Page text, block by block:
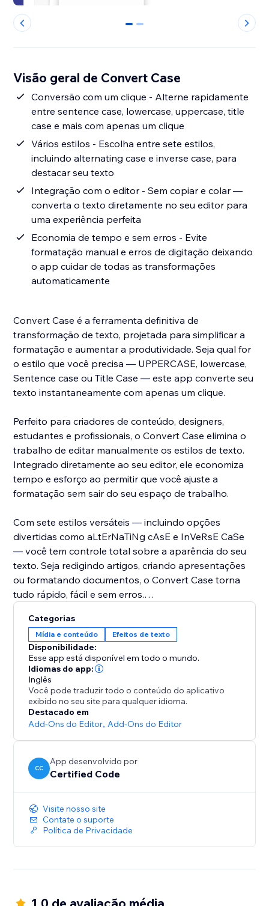
0 1
Visão geral de Convert Case
Conversão com um clique - Alterne rapidamente
entre sentence case, lowercase, uppercase, title
case e mais com apenas um clique
Vários estilos - Escolha entre sete estilos,
incluindo alternating case e inverse case, para
destacar seu texto
Integração com o editor - Sem copiar e colar —
converta o texto diretamente no seu editor para
uma experiência perfeita
Economia de tempo e sem erros - Evite
formatação manual e erros de digitação deixando
o app cuidar de todas as transformações
automaticamente
Convert Case é a ferramenta definitiva de
transformação de texto, projetada para simplificar a
formatação e aumentar a produtividade. Seja qual for
o estilo que você precisa — UPPERCASE, lowercase,
Sentence case ou Title Case — este app converte seu
texto instantaneamente com apenas um clique.
Perfeito para criadores de conteúdo, designers,
estudantes e profissionais, o Convert Case elimina o
trabalho de editar manualmente os estilos de texto.
Integrado diretamente ao seu editor, ele economiza
tempo e esforço ao permitir que você ajuste a
formatação sem sair do seu espaço de trabalho.
Com sete estilos versáteis — incluindo opções
divertidas como aLtErNaTiNg cAsE e InVeRsE CaSe
— você tem controle total sobre a aparência do seu
texto. Seja redigindo artigos, criando apresentações
ou formatando documentos, o Convert Case torna
tudo rápido, fácil e sem erros.
Leve sua edição de texto para o próximo nível —
adicione o Convert Case hoje mesmo e experimente
uma conversão de maiúsculas e minúsculas
instantânea e perfeita.
Categorias
Mídia e conteúdo Efeitos de texto
Disponibilidade:
Esse app está disponível em todo o mundo.
Idiomas do app:
Inglês
Você pode traduzir todo o conteúdo do aplicativo
exibido no seu site para qualquer idioma.
Destacado em
Add-Ons do Editor, Add-Ons do Editor
CC
App desenvolvido por
Certified Code
Visite nosso site
Contate o suporte
Política de Privacidade